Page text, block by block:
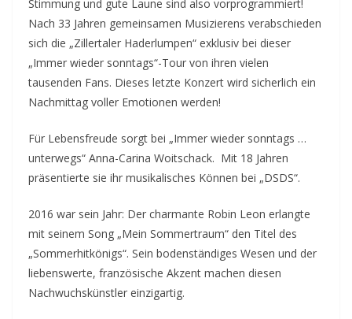
Stimmung und gute Laune sind also vorprogrammiert!
Nach 33 Jahren gemeinsamen Musizierens verabschieden
sich die „Zillertaler Haderlumpen“ exklusiv bei dieser
„Immer wieder sonntags“-Tour von ihren vielen
tausenden Fans. Dieses letzte Konzert wird sicherlich ein
Nachmittag voller Emotionen werden!
Für Lebensfreude sorgt bei „Immer wieder sonntags …
unterwegs“ Anna-Carina Woitschack. Mit 18 Jahren
präsentierte sie ihr musikalisches Können bei „DSDS“.
2016 war sein Jahr: Der charmante Robin Leon erlangte
mit seinem Song „Mein Sommertraum“ den Titel des
„Sommerhitkönigs“. Sein bodenständiges Wesen und der
liebenswerte, französische Akzent machen diesen
Nachwuchskünstler einzigartig.